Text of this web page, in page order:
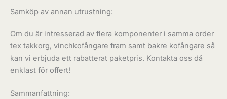
Samköp av annan utrustning:
Om du är intresserad av flera komponenter i samma order
tex takkorg, vinchkofångare fram samt bakre kofångare så
kan vi erbjuda ett rabatterat paketpris. Kontakta oss då
enklast för offert!
Sammanfattning: